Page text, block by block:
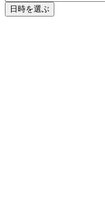
日時を選ぶ